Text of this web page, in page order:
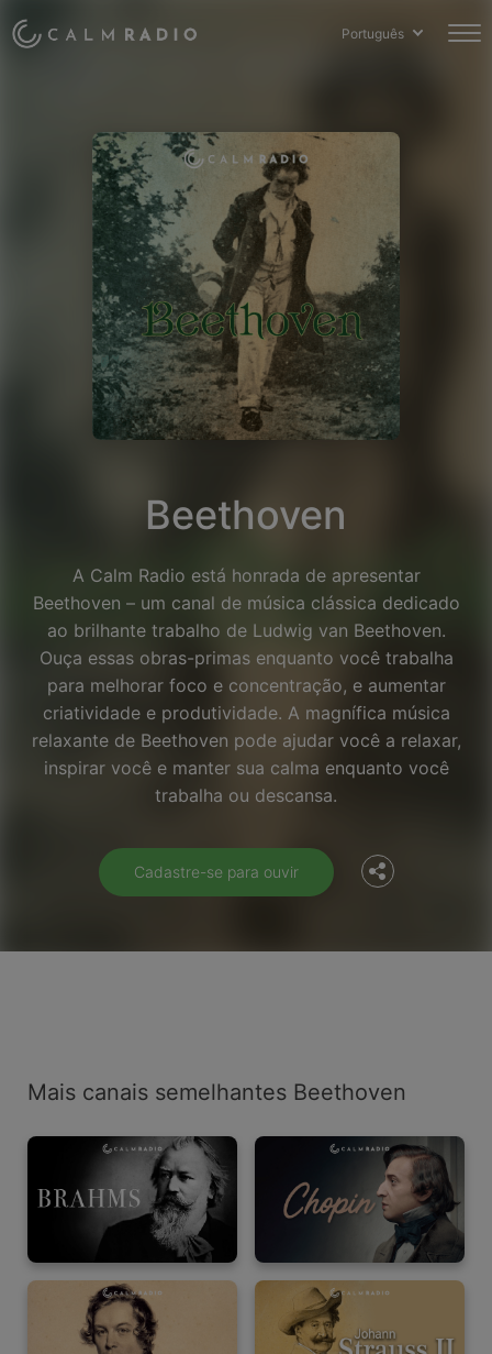
Português
Beethoven
A Calm Radio está honrada de apresentar
Beethoven – um canal de música clássica dedicado
ao brilhante trabalho de Ludwig van Beethoven.
Ouça essas obras-primas enquanto você trabalha
para melhorar foco e concentração, e aumentar
criatividade e produtividade. A magnífica música
relaxante de Beethoven pode ajudar você a relaxar,
inspirar você e manter sua calma enquanto você
trabalha ou descansa.
Cadastre-se para ouvir
Facebook
Mais canais semelhantes Beethoven